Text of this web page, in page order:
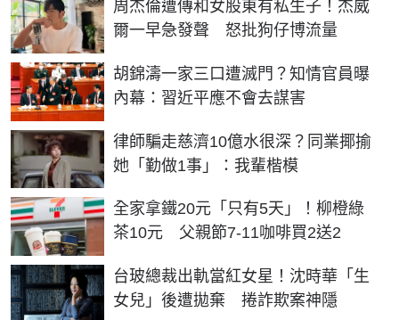
周杰倫遭傳和女股東有私生子！杰威
爾一早急發聲 怒批狗仔博流量
胡錦濤一家三口遭滅門？知情官員曝
內幕：習近平應不會去謀害
律師騙走慈濟10億水很深？同業揶揄
她「勤做1事」：我輩楷模
全家拿鐵20元「只有5天」！柳橙綠
茶10元 父親節7-11咖啡買2送2
台玻總裁出軌當紅女星！沈時華「生
女兒」後遭拋棄 捲詐欺案神隱